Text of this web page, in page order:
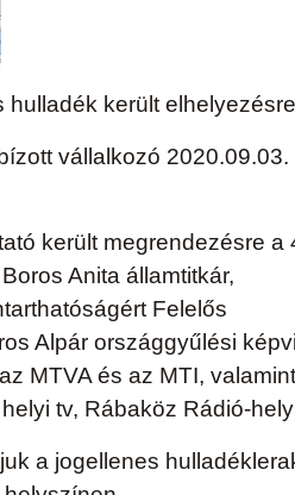
került
vállalkozó 2020.09.03.
került megrendezésre a
Anita államtitkár,
Felelős
Alpár országgyűlési
MTVA és az MTI,
tv, Rábaköz Rádió-
a jogellenes